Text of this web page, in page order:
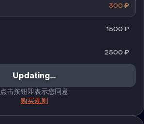
300 ₽
1500 ₽
2500 ₽
Updating...
点击按钮即表示您同意
购买规则